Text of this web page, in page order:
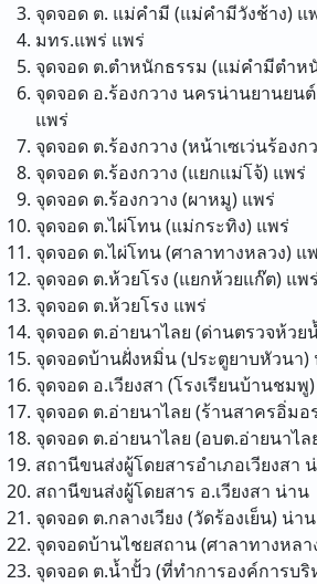
จุดจอด ต. แม่คำมี (แม่คำมีวังช้าง) แ
มทร.แพร่ แพร่
จุดจอด ต.ตำหนักธรรม (แม่คำมีตำห
จุดจอด อ.ร้องกวาง นครน่านยานยน
แพร่
จุดจอด ต.ร้องกวาง (หน้าเซเว่นร้องก
จุดจอด ต.ร้องกวาง (แยกแม่โจ้) แพร่
จุดจอด ต.ร้องกวาง (ผาหมู) แพร่
จุดจอด ต.ไผ่โทน (แม่กระทิง) แพร่
จุดจอด ต.ไผ่โทน (ศาลาทางหลวง) แ
จุดจอด ต.ห้วยโรง (แยกห้วยแก๊ต) แพร่
จุดจอด ต.ห้วยโรง แพร่
จุดจอด ต.อ่ายนาไลย (ด่านตรวจห้วย
จุดจอดบ้านฝั่งหมิ่น (ประตูยาบหัวนา)
จุดจอด อ.เวียงสา (โรงเรียนบ้านชมพู)
จุดจอด ต.อ่ายนาไลย (ร้านสาครอิ่มอ
จุดจอด ต.อ่ายนาไลย (อบต.อ่ายนาไล
สถานีขนส่งผู้โดยสารอำเภอเวียงสา
สถานีขนส่งผู้โดยสาร อ.เวียงสา น่าน
จุดจอด ต.กลางเวียง (วัดร้องเย็น) น่าน
จุดจอดบ้านไชยสถาน (ศาลาทางหลา
จุดจอด ต.น้ำปั้ว (ที่ทำการองค์การบ